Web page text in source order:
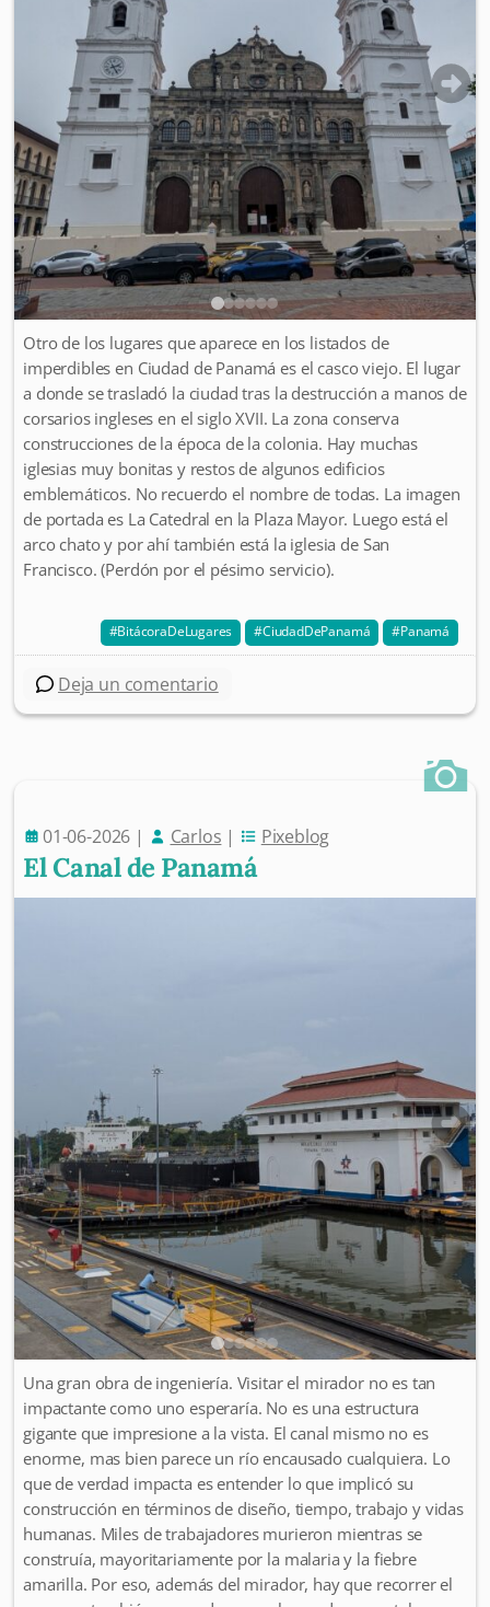
Otro de los lugares que aparece en los listados de
imperdibles en Ciudad de Panamá es el casco viejo. El lugar
a donde se trasladó la ciudad tras la destrucción a manos de
corsarios ingleses en el siglo XVII. La zona conserva
construcciones de la época de la colonia. Hay muchas
iglesias muy bonitas y restos de algunos edificios
emblemáticos. No recuerdo el nombre de todas. La imagen
de portada es La Catedral en la Plaza Mayor. Luego está el
arco chato y por ahí también está la iglesia de San
Francisco. (Perdón por el pésimo servicio).
BitácoraDeLugares CiudadDePanamá Panamá
Deja un comentario
01-06-2026 | Carlos | Pixeblog
El Canal de Panamá
Una gran obra de ingeniería. Visitar el mirador no es tan
impactante como uno esperaría. No es una estructura
gigante que impresione a la vista. El canal mismo no es
enorme, mas bien parece un río encausado cualquiera. Lo
que de verdad impacta es entender lo que implicó su
construcción en términos de diseño, tiempo, trabajo y vidas
humanas. Miles de trabajadores murieron mientras se
construía, mayoritariamente por la malaria y la fiebre
amarilla. Por eso, además del mirador, hay que recorrer el